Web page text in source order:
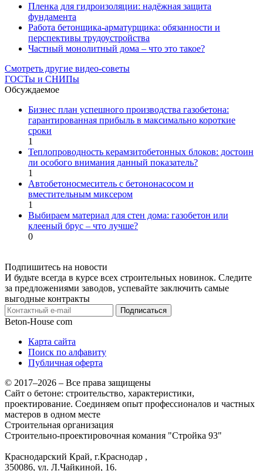
Пленка для гидроизоляции: надёжная защита
фундамента
Работа бетонщика-арматурщика: обязанности и
перспективы трудоустройства
Частный монолитный дома – что это такое?
Смотреть другие видео-советы
ГОСТы и СНИПы
Обсуждаемое
Бизнес план успешного производства газобетона:
гарантированная прибыль в максимально короткие
сроки
1
Теплопроводность керамзитобетонных блоков: достоин
ли особого внимания данный показатель?
1
Автобетоносмеситель с бетононасосом и
вместительным миксером
1
Выбираем материал для стен дома: газобетон или
клееный брус – что лучше?
0
Подпишитесь на новости
И будьте всегда в курсе всех строительных новинок. Следите
за предложениями заводов, успевайте заключить самые
выгодные контракты
Подписаться
Beton-House com
Карта сайта
Поиск по алфавиту
Публичная оферта
© 2017–2026 – Все права защищены
Сайт о бетоне: строительство, характеристики,
проектирование. Соединяем опыт профессионалов и частных
мастеров в одном месте
Строительная организация
Строительно-проектировочная комания "Стройка 93"
Краснодарский Край, г.Краснодар ,
350086, ул. Л.Чайкиной, 16.